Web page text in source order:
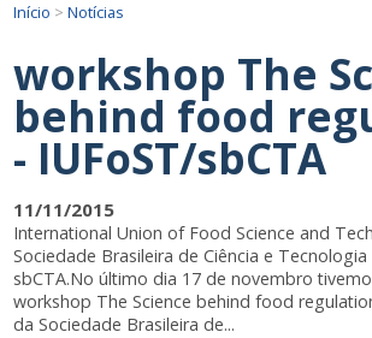
Início >Notícias
workshop The
behind food
- IUFoST/sbCTA
11/11/2015
International Union of Food Science and
Sociedade Brasileira de Ciência e
sbCTA.No último dia 17 de novembro
workshop The Science behind food
da Sociedade Brasileira de...